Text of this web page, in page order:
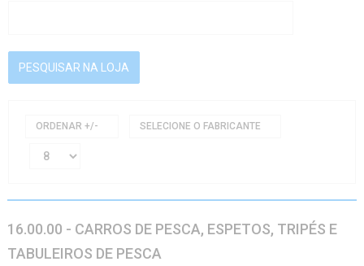
ORDENAR +/- SELECIONE O FABRICANTE
16.00.00 - CARROS DE PESCA, ESPETOS, TRIPÉS E
TABULEIROS DE PESCA